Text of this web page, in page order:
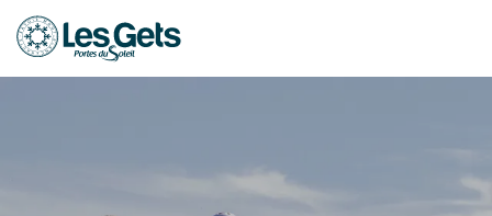
Aller
au